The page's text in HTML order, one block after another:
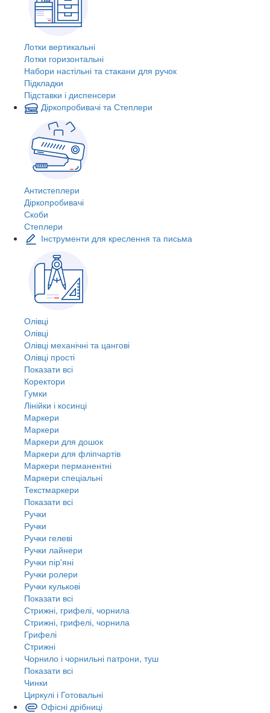
Лотки вертикальні
Лотки горизонтальні
Набори настільні та стакани для ручок
Підкладки
Підставки і диспенсери
Діркопробивачі та Степлери
Антистеплери
Діркопробивачі
Скоби
Степлери
Інструменти для креслення та письма
Олівці
Олівці
Олівці механічні та цангові
Олівці прості
Показати всі
Коректори
Гумки
Лінійки і косинці
Маркери
Маркери
Маркери для дошок
Маркери для фліпчартів
Маркери перманентні
Маркери спеціальні
Текстмаркери
Показати всі
Ручки
Ручки
Ручки гелеві
Ручки лайнери
Ручки пір'яні
Ручки ролери
Ручки кулькові
Показати всі
Стрижні, грифелі, чорнила
Стрижні, грифелі, чорнила
Грифелі
Стрижні
Чорнило і чорнильні патрони, туш
Показати всі
Чинки
Циркулі і Готовальні
Офісні дрібниці